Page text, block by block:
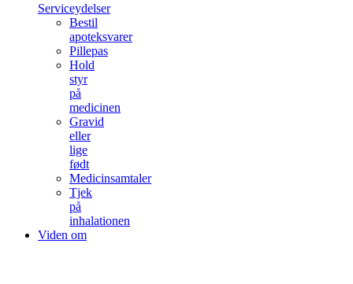
Serviceydelser
Bestil
apoteksvarer
Pillepas
Hold
styr
på
medicinen
Gravid
eller
lige
født
Medicinsamtaler
Tjek
på
inhalationen
Viden om